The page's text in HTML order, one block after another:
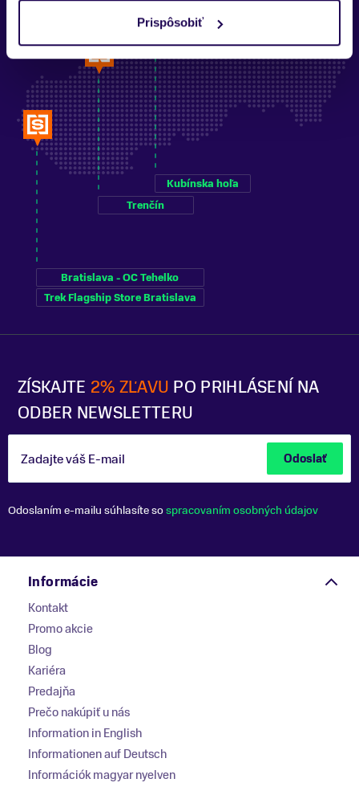
Prispôsobiť
ZÍSKAJTE 2% ZĽAVU PO PRIHLÁSENÍ NA
ODBER NEWSLETTERU
Zadajte váš E-mail Odoslať
Odoslaním e-mailu súhlasíte sospracovaním osobných údajov
Bratislava - OC Tehelko
Trek Flagship Store Bratislava
Trenčín
Kubínska hoľa
Informácie
Kontakt
Promo akcie
Blog
Kariéra
Predajňa
Prečo nakúpiť u nás
Information in English
Informationen auf Deutsch
Információk magyar nyelven